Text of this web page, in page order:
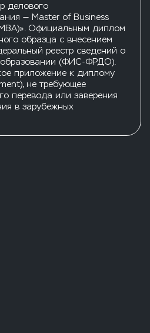
— Master of Business
Официальным диплом
образца с внесением
реестр сведений о
образовании (ФИС-ФРДО).
приложение к диплому
не требующее
перевода или заверения
в зарубежных